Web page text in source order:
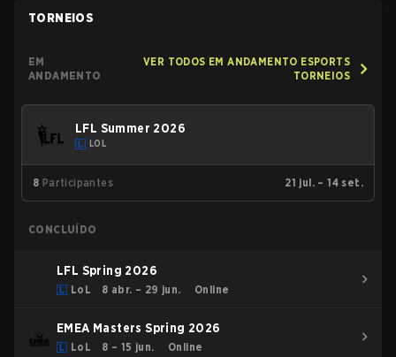
TORNEIOS
EM
ANDAMENTO
VER TODOS EM ANDAMENTO ESPORTS
TORNEIOS
LFL Summer 2026
LOL
8 Participantes 21 jul. – 14 set.
CONCLUÍDO
LFL Spring 2026
LoL 8 abr. – 29 jun. Online
EMEA Masters Spring 2026
LoL 8 – 15 jun. Online